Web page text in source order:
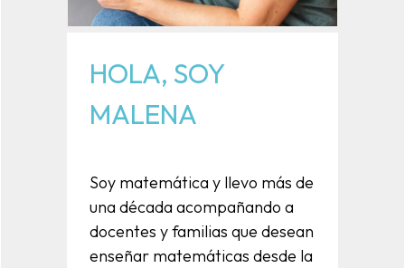
HOLA, SOY
MALENA
Soy matemática y llevo más de
una década acompañando a
docentes y familias que desean
enseñar matemáticas desde la